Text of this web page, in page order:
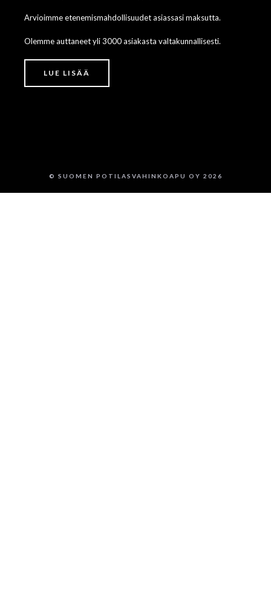
Arvioimme etenemismahdollisuudet asiassasi maksutta.
Olemme auttaneet yli 3000 asiakasta valtakunnallisesti.
LUE LISÄÄ
© SUOMEN POTILASVAHINKOAPU OY 2026